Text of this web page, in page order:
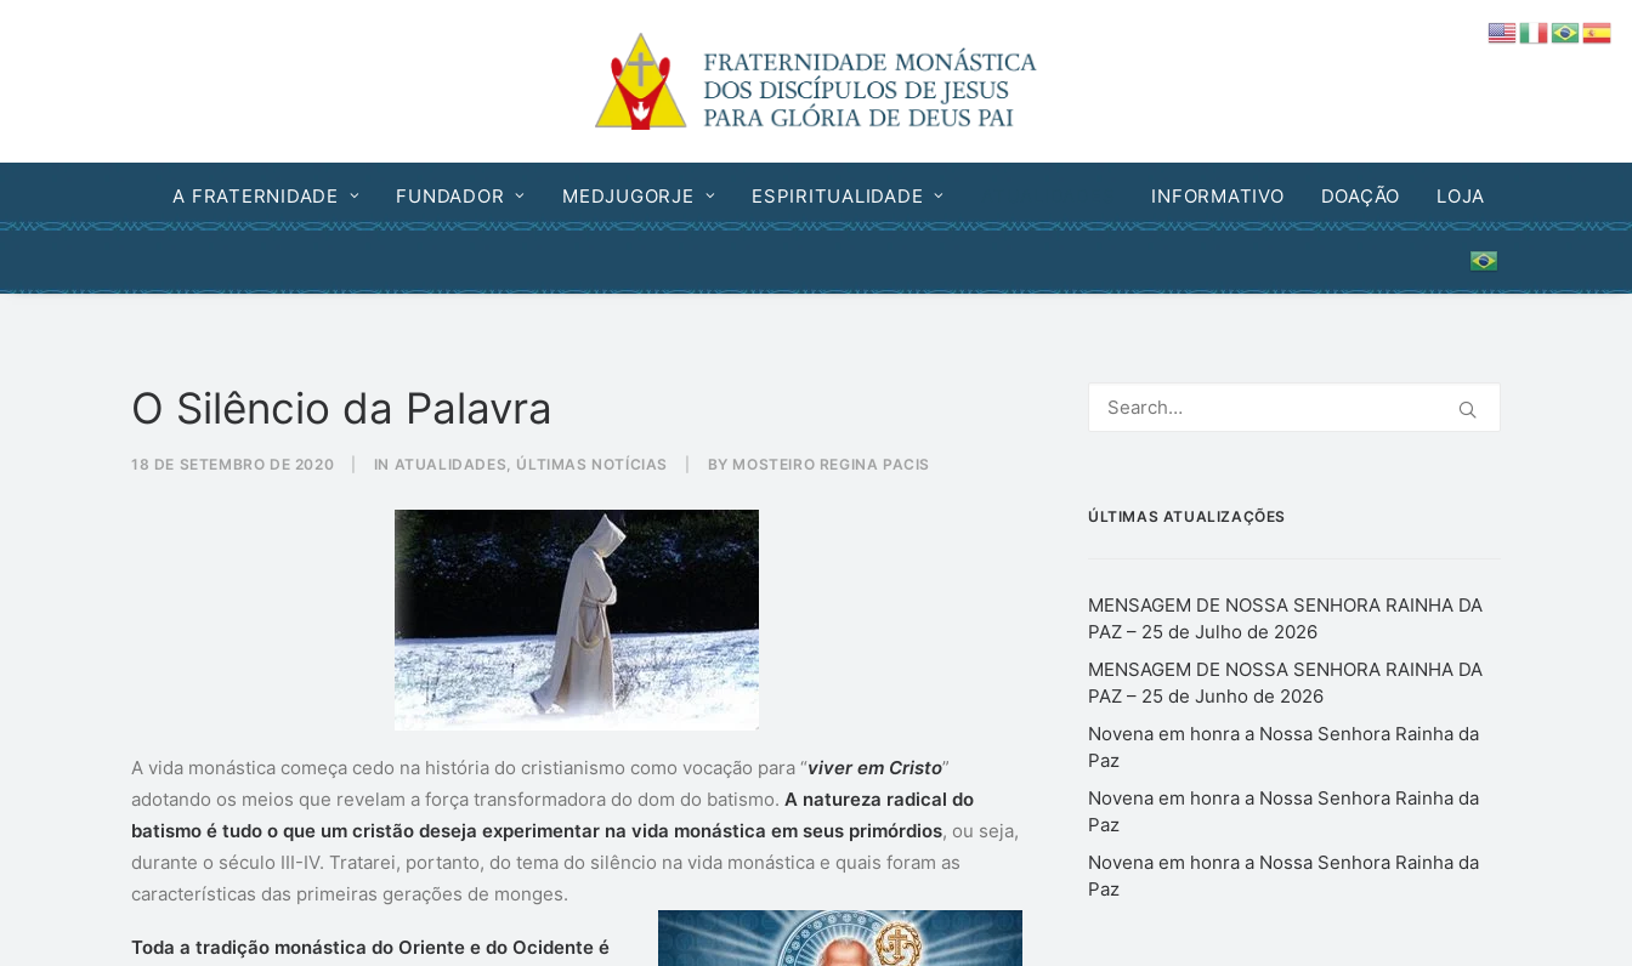
A FRATERNIDADE FUNDADOR MEDJUGORJE ESPIRITUALIDADE INFORMATIVO DOAÇÃO LOJA
O Silêncio da Palavra
18 DE SETEMBRO DE 2020 IN ATUALIDADES, ÚLTIMAS NOTÍCIAS BY MOSTEIRO REGINA PACIS
A vida monástica começa cedo na história do cristianismo como vocação para “viver em Cristo”
adotando os meios que revelam a força transformadora do dom do batismo. A natureza radical do
batismo é tudo o que um cristão deseja experimentar na vida monástica em seus primórdios, ou seja,
durante o século III-IV. Tratarei, portanto, do tema do silêncio na vida monástica e quais foram as
características das primeiras gerações de monges.
Toda a tradição monástica do Oriente e do Ocidente é
ÚLTIMAS ATUALIZAÇÕES
MENSAGEM DE NOSSA SENHORA RAINHA DA
PAZ – 25 de Julho de 2026
MENSAGEM DE NOSSA SENHORA RAINHA DA
PAZ – 25 de Junho de 2026
Novena em honra a Nossa Senhora Rainha da
Paz
Novena em honra a Nossa Senhora Rainha da
Paz
Novena em honra a Nossa Senhora Rainha da
Paz